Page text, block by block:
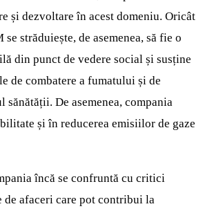
și dezvoltare în acest domeniu. Oricât
se străduiește, de asemenea, să fie o
din punct de vedere social și susține
de combatere a fumatului și de
sănătății. De asemenea, compania
și în reducerea emisiilor de gaze
încă se confruntă cu critici
de afaceri care pot contribui la